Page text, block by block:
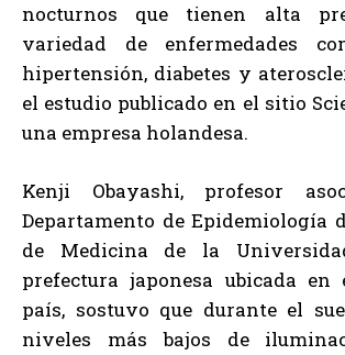
nocturnos que tienen alta
variedad de enfermedades
hipertensión, diabetes y
el estudio publicado en el sitio
una empresa holandesa.
Kenji Obayashi, profesor
Departamento de Epidemiología
de Medicina de la
prefectura japonesa ubicada
país, sostuvo que durante el
niveles más bajos de